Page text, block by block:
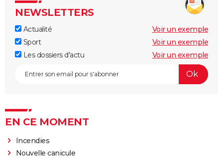
NEWSLETTERS
Actualité
Voir un exemple
Sport
Voir un exemple
Les dossiers d'actu
Voir un exemple
EN CE MOMENT
Incendies
Nouvelle canicule